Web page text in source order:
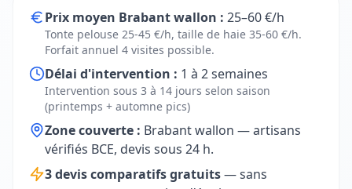
Prix moyen Brabant wallon : 25–60 €/h
Tonte pelouse 25-45 €/h, taille de haie 35-60 €/h.
Forfait annuel 4 visites possible.
Délai d'intervention : 1 à 2 semaines
Intervention sous 3 à 14 jours selon saison
(printemps + automne pics)
Zone couverte : Brabant wallon — artisans
vérifiés BCE, devis sous 24 h.
3 devis comparatifs gratuits— sans